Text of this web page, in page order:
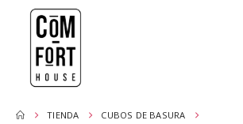
TIENDA
CUBOS DE BASURA